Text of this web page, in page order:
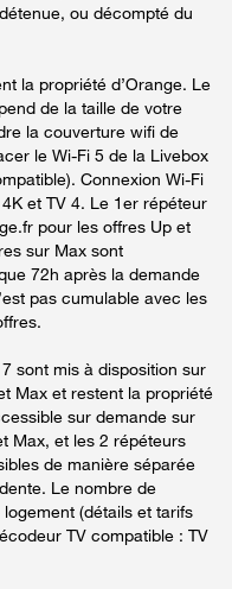
ou décompté du
la propriété d’Orange. Le
de la taille de votre
la couverture wifi de
le Wi-Fi 5 de la Livebox
Connexion Wi-Fi
et TV 4. Le 1er répéteur
pour les offres Up et
sur Max sont
72h après la demande
pas cumulable avec les
sont mis à disposition sur
Max et restent la propriété
sur demande sur
Max, et les 2 répéteurs
de manière séparée
Le nombre de
(détails et tarifs
TV compatible : TV